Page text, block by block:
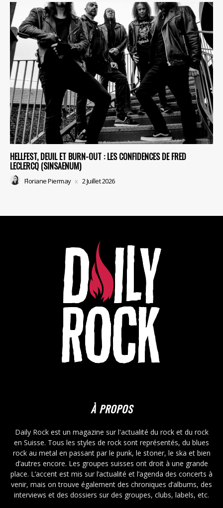
HELLFEST, DEUIL ET BURN-OUT : LES CONFIDENCES DE FRED
LECLERCQ (SINSAENUM)
Floriane Piermay 2 Juillet 2026
À PROPOS
Daily Rock est un magazine sur l'actualité du rock et du rock
en Suisse. Tous les styles de rock sont représentés, du blues
rock au metal en passant par le punk, le stoner, le ska et bien
d’autres encore. Les groupes suisses ont droit à une grande
place. L’accent est mis sur l’actualité et l’agenda des concerts à
venir, mais on trouve également des chroniques d’albums, des
interviews et des dossiers sur des groupes, clubs, labels, etc.